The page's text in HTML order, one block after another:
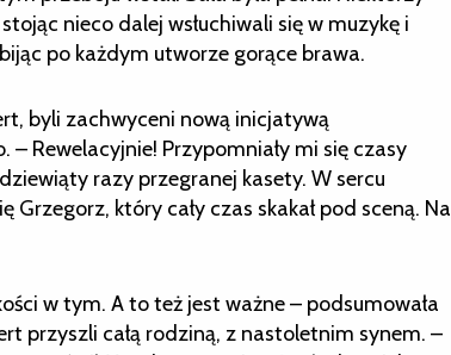
nieco dalej wsłuchiwali się w muzykę i
po każdym utworze gorące brawa.
byli zachwyceni nową inicjatywą
– Rewelacyjnie! Przypomniały mi się czasy
razy przegranej kasety. W sercu
Grzegorz, który cały czas skakał pod sceną. Na
w tym. A to też jest ważne – podsumowała
przyszli całą rodziną, z nastoletnim synem. –